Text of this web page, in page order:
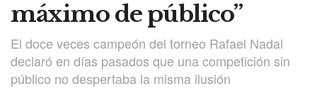
máximo de público”
El doce veces campeón del torneo Rafael Nadal
declaró en días pasados que una competición sin
público no despertaba la misma ilusión